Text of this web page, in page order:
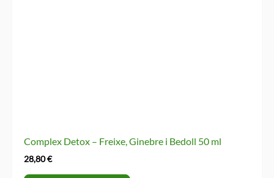
Complex Detox – Freixe, Ginebre i Bedoll 50 ml
28,80€